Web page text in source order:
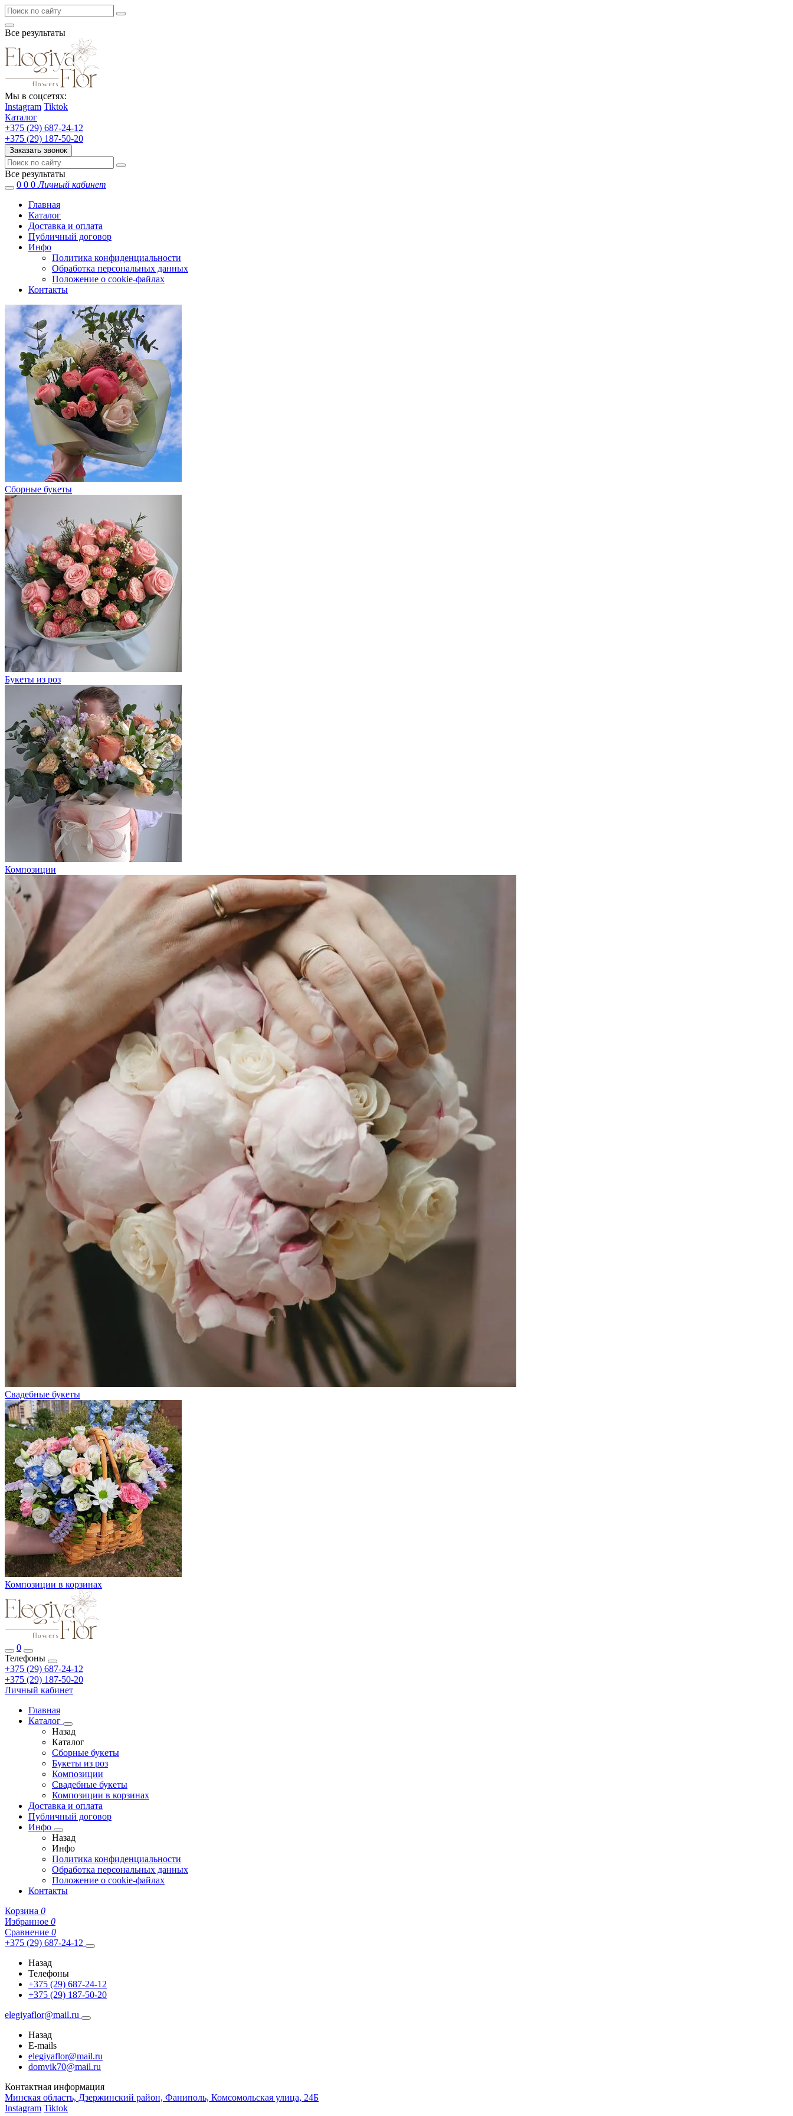
Все результаты
Мы в соцсетях:
Instagram Tiktok
Каталог
+375 (29) 687-24-12
+375 (29) 187-50-20
Заказать звонок
Все результаты
0 0 0 Личный кабинет
Главная
Каталог
Доставка и оплата
Публичный договор
Инфо
Политика конфиденциальности
Обработка персональных данных
Положение о cookie-файлах
Контакты
Сборные букеты
Букеты из роз
Композиции
Свадебные букеты
Композиции в корзинах
0
Телефоны
+375 (29) 687-24-12
+375 (29) 187-50-20
Личный кабинет
Главная
Каталог
Назад
Каталог
Сборные букеты
Букеты из роз
Композиции
Свадебные букеты
Композиции в корзинах
Доставка и оплата
Публичный договор
Инфо
Назад
Инфо
Политика конфиденциальности
Обработка персональных данных
Положение о cookie-файлах
Контакты
Корзина 0
Избранное 0
Сравнение 0
+375 (29) 687-24-12
Назад
Телефоны
+375 (29) 687-24-12
+375 (29) 187-50-20
elegiyaflor@mail.ru
Назад
E-mails
elegiyaflor@mail.ru
domvik70@mail.ru
Контактная информация
Минская область, Дзержинский район, Фаниполь, Комсомольская улица, 24Б
Instagram Tiktok